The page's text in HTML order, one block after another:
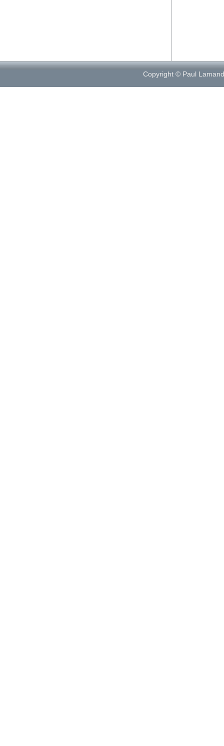
Copyright © Paul